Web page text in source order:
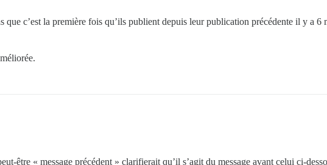
que c’est la première fois qu’ils publient depuis leur publication précédente il y a
être « message précédent » clarifierait qu’il s’agit du message avant celui ci-